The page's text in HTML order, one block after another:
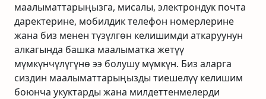
маалыматтарыңызга, мисалы, электрондук почта
даректерине, мобилдик телефон номерлерине
жана биз менен түзүлгөн келишимди аткаруунун
алкагында башка маалыматка жетүү
мүмкүнчүлүгүнө ээ болушу мүмкүн. Биз аларга
сиздин маалыматтарыңызды тиешелүү келишим
боюнча укуктарды жана милдеттенмелерди